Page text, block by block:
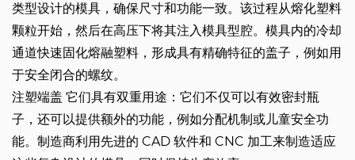
类型设计的模具，确保尺寸和功能一致。该过程从熔化塑料
颗粒开始，然后在高压下将其注入模具型腔。模具内的冷却
通道快速固化熔融塑料，形成具有精确特征的盖子，例如用
于安全闭合的螺纹。
注塑端盖 它们具有双重用途：它们不仅可以有效密封瓶
子，还可以提供额外的功能，例如分配机制或儿童安全功
能。制造商利用先进的 CAD 软件和 CNC 加工来制造适应